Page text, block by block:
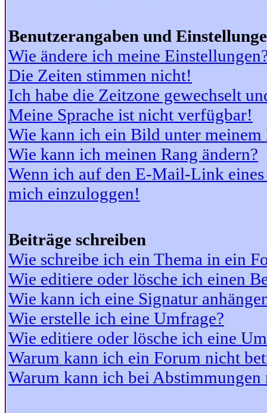
Benutzerangaben und
Wie ändere ich meine
Die Zeiten stimmen nicht!
Ich habe die Zeitzone gewechselt
Meine Sprache ist nicht verfügbar!
Wie kann ich ein Bild unter meinem
Wie kann ich meinen Rang ändern?
Wenn ich auf den E-Mail-Link
mich einzuloggen!
Beiträge schreiben
Wie schreibe ich ein Thema in ein
Wie editiere oder lösche ich einen
Wie kann ich eine Signatur
Wie erstelle ich eine Umfrage?
Wie editiere oder lösche ich eine
Warum kann ich ein Forum nicht
Warum kann ich bei